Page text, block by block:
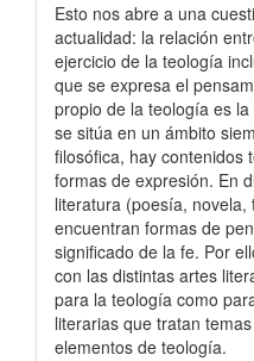
Esto nos abre a una
actualidad: la relación
ejercicio de la teología
que se expresa el
propio de la teología es
se sitúa en un ámbito
filosófica, hay contenidos
formas de expresión. En
literatura (poesía,
encuentran formas de
significado de la fe. Por
con las distintas artes
para la teología como
literarias que tratan
elementos de teología.